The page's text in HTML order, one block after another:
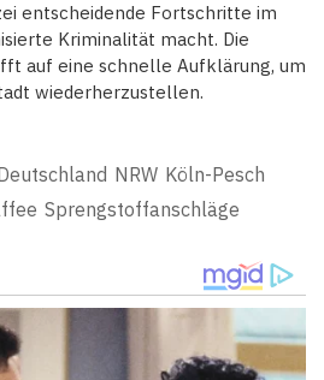
entscheidende Fortschritte im
Kriminalität macht. Die
auf eine schnelle Aufklärung, um
wiederherzustellen.
NRW Köln-Pesch
Sprengstoffanschläge